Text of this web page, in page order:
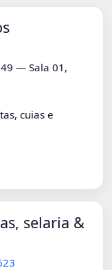
— Sala 01,
cuias e
selaria &